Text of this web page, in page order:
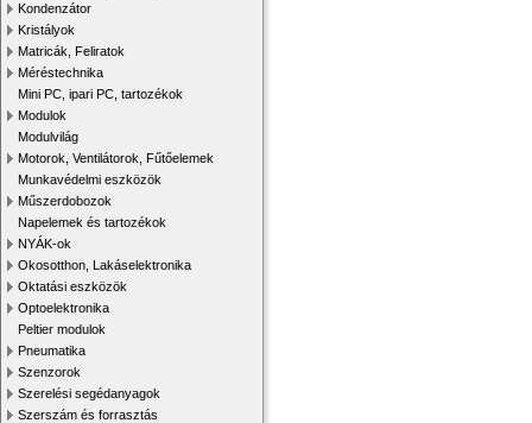
Kondenzátor
Kristályok
Matricák, Feliratok
Méréstechnika
Mini PC, ipari PC, tartozékok
Modulok
Modulvilág
Motorok, Ventilátorok, Fűtőelemek
Munkavédelmi eszközök
Műszerdobozok
Napelemek és tartozékok
NYÁK-ok
Okosotthon, Lakáselektronika
Oktatási eszközök
Optoelektronika
Peltier modulok
Pneumatika
Szenzorok
Szerelési segédanyagok
Szerszám és forrasztás